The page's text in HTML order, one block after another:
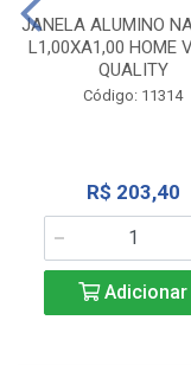
JANELA ALUMINO
L1,00XA1,00 HOME
QUALITY
Código: 11314
R$ 203,40
Adicionar